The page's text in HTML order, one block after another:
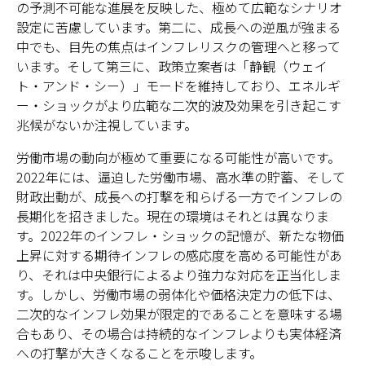
の予測不可能な進展を反映した、極めて広範なシナリオ
設定に苦慮しています。第二に、成長への逆風が強まる
中でも、目先の焦点はインフレリスクの管理へと移って
います。そして第三に、政策立案者は「静観（ウェイ
ト・アンド・シー）」モードを維持しており、エネルギ
ー・ショックがより広範な二次的波及効果を引き起こす
兆候がないか注視しています。
労働市場の動向が極めて重要になる可能性が高いです。
2022年には、逼迫した労働市場、高水準の貯蓄、そして
財政出動が、成長への打撃を和らげる一方でインフレの
長期化を招きました。現在の環境はそれとは異なりま
す。2022年のインフレ・ショックの記憶が、新たな物価
上昇に対する期待インフレの感応度を高める可能性があ
り、それは中央銀行によるより強力な対応を正当化しま
す。しかし、労働市場の弱体化や価格決定力の低下は、
二次的なインフレ効果が限定的であることを意味する場
合もあり、その場合は持続的なインフレよりも実体経済
への打撃が大きくなることを示唆します。